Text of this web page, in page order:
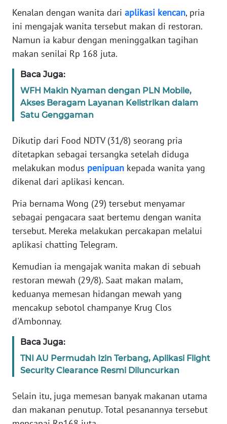
Kenalan dengan wanita dari aplikasi kencan, pria
ini mengajak wanita tersebut makan di restoran.
Namun ia kabur dengan meninggalkan tagihan
makan senilai Rp 168 juta.
Baca Juga:
WFH Makin Nyaman dengan PLN Mobile,
Akses Beragam Layanan Kelistrikan dalam
Satu Genggaman
Dikutip dari Food NDTV (31/8) seorang pria
ditetapkan sebagai tersangka setelah diduga
melakukan modus penipuan kepada wanita yang
dikenal dari aplikasi kencan.
Pria bernama Wong (29) tersebut menyamar
sebagai pengacara saat bertemu dengan wanita
tersebut. Mereka melakukan percakapan melalui
aplikasi chatting Telegram.
Kemudian ia mengajak wanita makan di sebuah
restoran mewah (29/8). Saat makan malam,
keduanya memesan hidangan mewah yang
mencakup sebotol champanye Krug Clos
d'Ambonnay.
Baca Juga:
TNI AU Permudah Izin Terbang, Aplikasi Flight
Security Clearance Resmi Diluncurkan
Selain itu, juga memesan banyak makanan utama
dan makanan penutup. Total pesanannya tersebut
KONTAK
KAMI
IKLAN
TENTANG
KAMI
SIBER
REDAKSI
KARIR
DISCLAIMER
Wahana
News
Regional
WN
SUMUT
JAKARTA
WN
WN
BANTEN